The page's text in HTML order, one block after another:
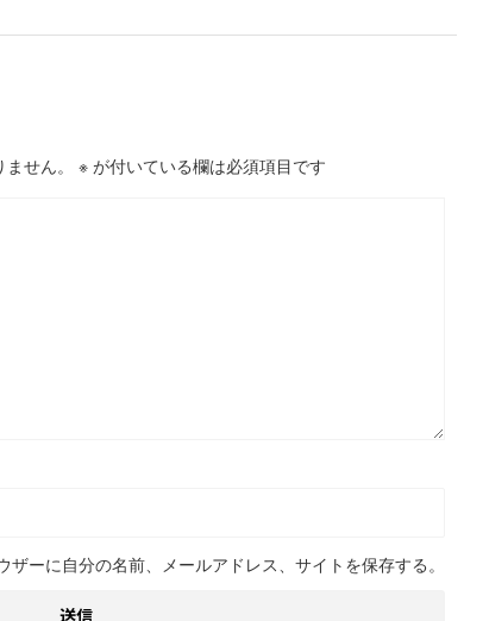
せん。 ※ が付いている欄は必須項目です
ーに自分の名前、メールアドレス、サイトを保存する。